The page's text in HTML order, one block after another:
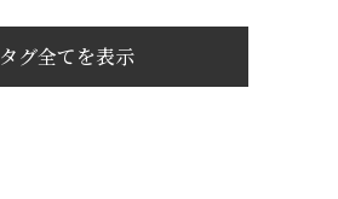
タグ全てを表示